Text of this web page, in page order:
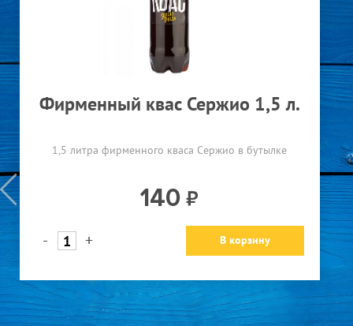
Фирменный квас Сержио 1,5 л.
1,5 литра фирменного кваса Сержио в бутылке
140
- + В корзину